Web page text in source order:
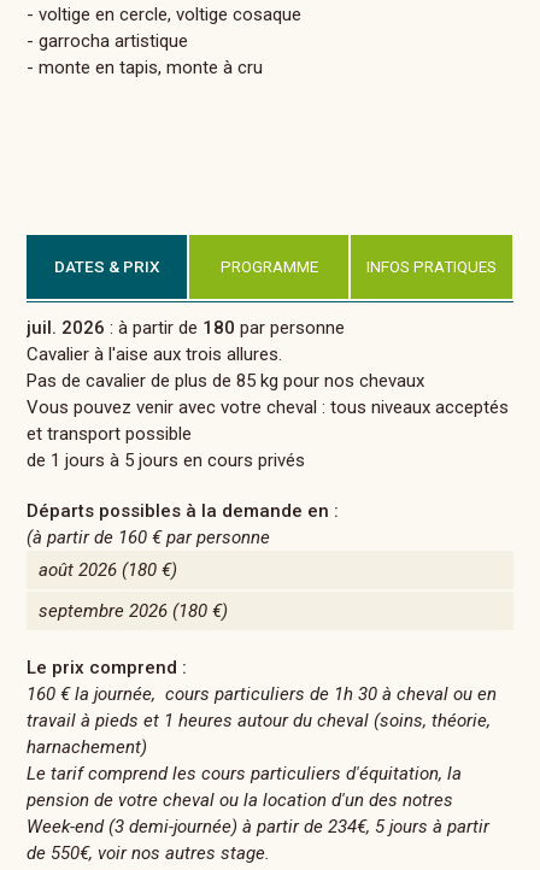
- voltige en cercle, voltige cosaque
- garrocha artistique
- monte en tapis, monte à cru
DATES & PRIX PROGRAMME INFOS PRATIQUES
juil. 2026 : à partir de 180 par personne
Cavalier à l'aise aux trois allures.
Pas de cavalier de plus de 85 kg pour nos chevaux
Vous pouvez venir avec votre cheval : tous niveaux acceptés
et transport possible
de 1 jours à 5 jours en cours privés
Départs possibles à la demande en :
(à partir de 160 €par personne
août 2026 (180 €)
septembre 2026 (180 €)
Le prix comprend :
160 € la journée, cours particuliers de 1h 30 à cheval ou en
travail à pieds et 1 heures autour du cheval (soins, théorie,
harnachement)
Le tarif comprend les cours particuliers d'équitation, la
pension de votre cheval ou la location d'un des notres
Week-end (3 demi-journée) à partir de 234€, 5 jours à partir
de 550€, voir nos autres stage.